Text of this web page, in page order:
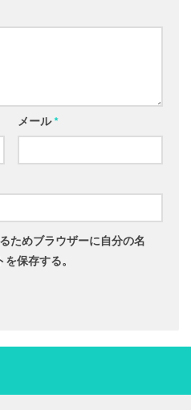
メール*
ためブラウザーに自分の名
保存する。